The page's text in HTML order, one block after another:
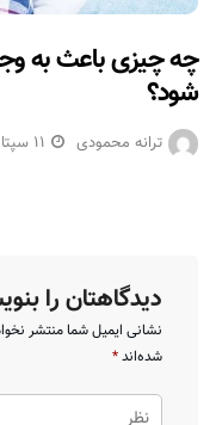
چه چیزی باعث به
شود؟
ترانه محمودی 11 سپتامبر 2021
دیدگاهتان را
نشانی ایمیل شما منتشر
شده‌اند*